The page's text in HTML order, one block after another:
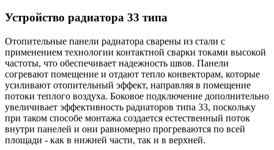
Устройство радиатора 33 типа
Отопительные панели радиатора сварены из стали с
применением технологии контактной сварки токами высокой
частоты, что обеспечивает надежность швов. Панели
согревают помещение и отдают тепло конвекторам, которые
усиливают отопительный эффект, направляя в помещение
потоки теплого воздуха. Боковое подключение дополнительно
увеличивает эффективность радиаторов типа 33, поскольку
при таком способе монтажа создается естественный поток
внутри панелей и они равномерно прогреваются по всей
площади - как в нижней части, так и в верхней.